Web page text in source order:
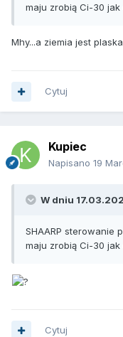
maju zrobią Ci-30
Mhy...a ziemia jest plaska
Cytuj
Kupiec
Napisano 19
W dniu
SHAARP sterowanie
maju zrobią Ci-30
Cytuj